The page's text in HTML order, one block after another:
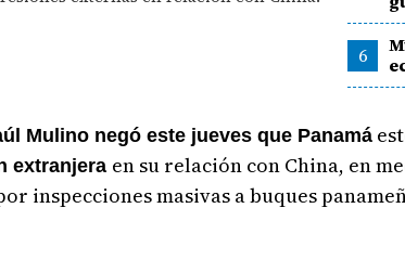
6
Mulino negó este jueves que Panamá
extranjera en su relación con China, en
inspecciones masivas a buques